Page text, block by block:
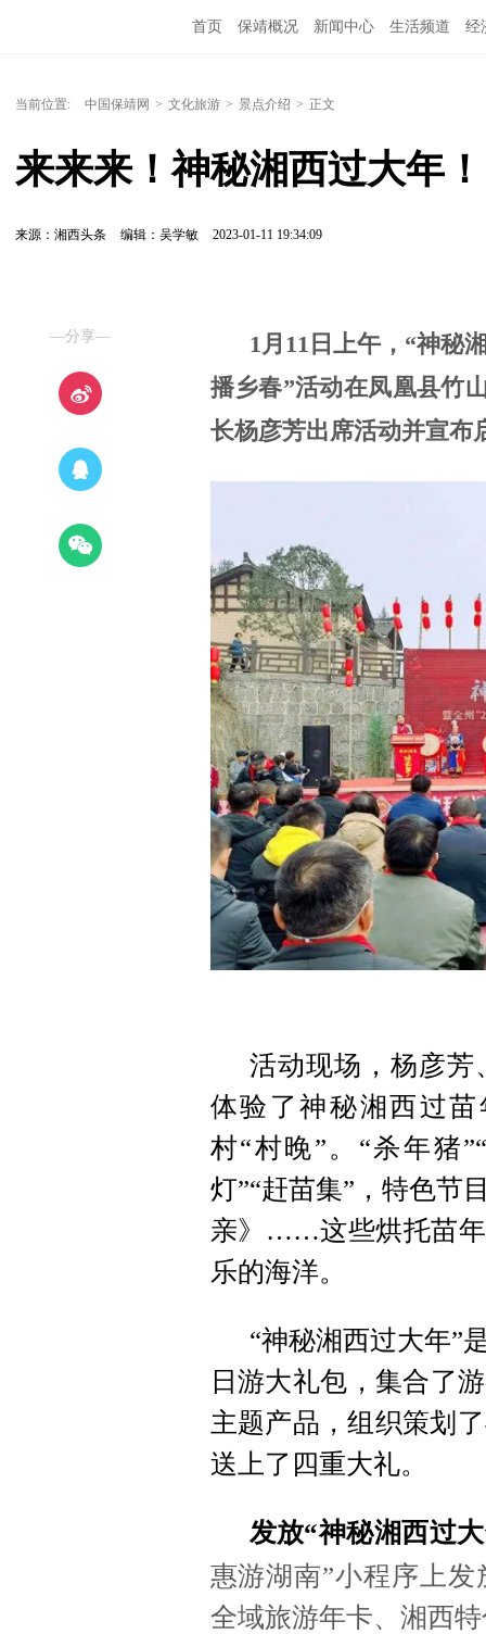
首页 保靖概况 新闻中心 生活频道 经
当前位置: 中国保靖网 > 文化旅游 > 景点介绍 > 正文
来来来！神秘湘西过大年！
来源：湘西头条 编辑：吴学敏 2023-01-11 19:34:09
—分享—
1月11日上午，“神秘
播乡春”活动在凤凰县竹
长杨彦芳出席活动并宣布
活动现场，杨彦芳
体验了神秘湘西过
村“村晚”。“杀年猪
灯”“赶苗集”，特色节
亲》……这些烘托苗年
乐的海洋。
“神秘湘西过大年”
日游大礼包，集合了
主题产品，组织策划
送上了四重大礼。
发放“神秘湘西过
惠游湖南”小程序上
全域旅游年卡、湘西